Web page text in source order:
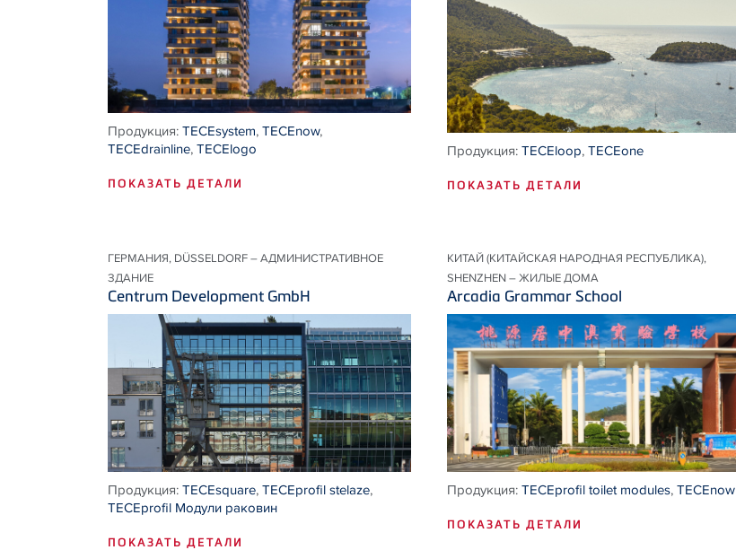
Продукция:TECEsystem,TECEnow,
TECEdrainline,TECElogo
ПОКАЗАТЬ ДЕТАЛИ
Продукция:TECEloop,TECEone
ПОКАЗАТЬ ДЕТАЛИ
ГЕРМАНИЯ, DÜSSELDORF – АДМИНИСТРАТИВНОЕ
ЗДАНИЕ
Centrum Development GmbH
Продукция:TECEsquare,TECEprofil stelaze,
TECEprofil Модули раковин
ПОКАЗАТЬ ДЕТАЛИ
КИТАЙ (КИТАЙСКАЯ НАРОДНАЯ РЕСПУБЛИКА),
SHENZHEN – ЖИЛЫЕ ДОМА
Arcadia Grammar School
Продукция:TECEprofil toilet modules,TECEnow
ПОКАЗАТЬ ДЕТАЛИ